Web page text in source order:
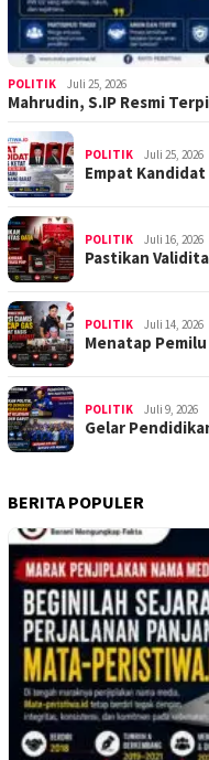
POLITIK Juli 25, 2026
Mahrudin, S.IP Resmi
POLITIK Juli 25, 2026
Empat
POLITIK Juli 16, 2026
Pastikan
POLITIK Juli 14, 2026
Menatap Pemilu
POLITIK Juli 9, 2026
Gelar
BERITA POPULER